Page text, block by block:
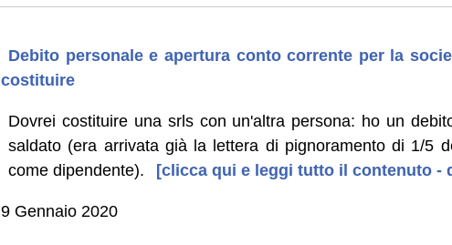
Debito personale e apertura conto corrente per la
costituire
Dovrei costituire una srls con un'altra persona: ho un
saldato (era arrivata già la lettera di pignoramento di 1/5
come dipendente).
[clicca qui e leggi tutto il contenuto -
9 Gennaio 2020